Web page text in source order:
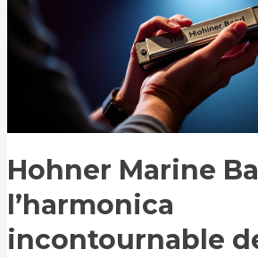
Hohner Marine
l’harmonica
incontournable
incontournable